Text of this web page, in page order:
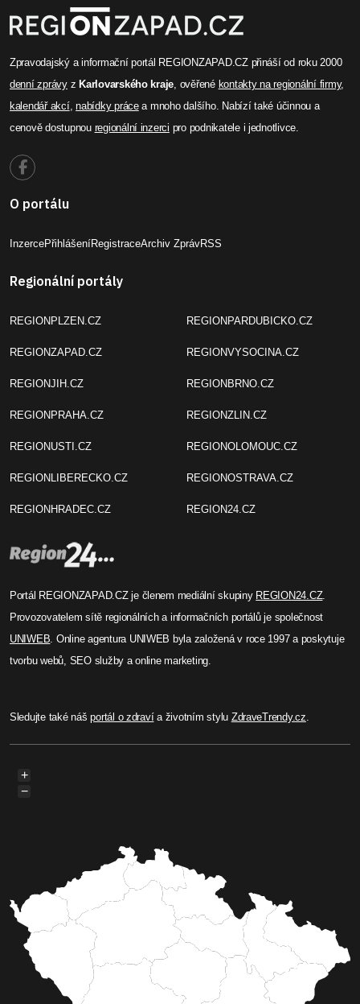
Zpravodajský a informační portál REGIONZAPAD.CZ přináší od roku 2000
denní zprávyzKarlovarského kraje , ověřené kontakty na regionální firmy,
kalendář akcí,nabídky prácea mnoho dalšího. Nabízí také účinnou a
cenově dostupnou regionální inzerci pro podnikatele i jednotlivce.
O portálu
InzercePřihlášeníRegistraceArchiv ZprávRSS
Regionální portály
REGIONPLZEN.CZ
REGIONZAPAD.CZ
REGIONJIH.CZ
REGIONPRAHA.CZ
REGIONUSTI.CZ
REGIONLIBERECKO.CZ
REGIONHRADEC.CZ
REGIONPARDUBICKO.CZ
REGIONVYSOCINA.CZ
REGIONBRNO.CZ
REGIONZLIN.CZ
REGIONOLOMOUC.CZ
REGIONOSTRAVA.CZ
REGION24.CZ
Portál REGIONZAPAD.CZ je členem mediální skupiny REGION24.CZ.
Provozovatelem sítě regionálních a informačních portálů je společnost
UNIWEB . Online agentura UNIWEB byla založená v roce 1997 a poskytuje
tvorbu webů, SEO služby a online marketing.
Sledujte také nášportál o zdravía životním stylu ZdraveTrendy.cz
+
−